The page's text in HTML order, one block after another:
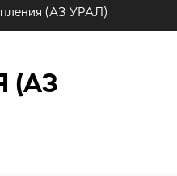
(АЗ УРАЛ)
(АЗ